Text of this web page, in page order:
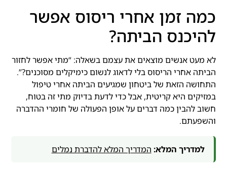
כמה זמן אחרי ריסוס אפשר
להיכנס הביתה?
לא מעט אנשים מוצאים את עצמם בשאלה: “מתי אפשר לחזור
הביתה אחרי הריסוס בלי לדאוג לנשום כימיקלים מסוכנים?”.
התחושה הזאת של ביטחון שמגיעים הביתה אחרי טיפול
במזיקים היא קריטית, אבל כדי לדעת בדיוק מתי זה בטוח,
חשוב להבין כמה דברים על אופן הפעולה של חומרי ההדברה
והשפעתם.
למדריך המלא: המדריך המלא להדברת נמלים